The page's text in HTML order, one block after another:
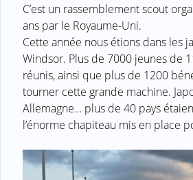
C’est un rassemblement scout
ans par le Royaume-Uni.
Cette année nous étions dans les
Windsor. Plus de 7000 jeunes de
réunis, ainsi que plus de 1200
tourner cette grande machine.
Allemagne… plus de 40 pays
l’énorme chapiteau mis en place